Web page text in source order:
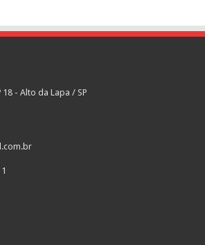
- Alto da Lapa / SP